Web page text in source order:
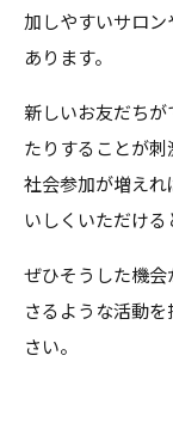
加しやすいサロ
あります。
新しいお友だち
たりすることが刺
社会参加が増え
いしくいただける
ぜひそうした機
さるような活動
さい。